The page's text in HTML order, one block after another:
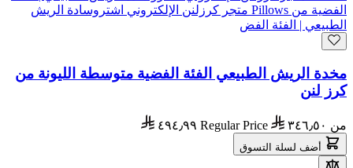
مخدة الريش الطبيعي الفئة الفضية متوسطة الليونة من
كرز لنن
من ٣٤٦٫٥٠ Regular Price ٤٩٤٫٩٩
أضف لسلة التسوق